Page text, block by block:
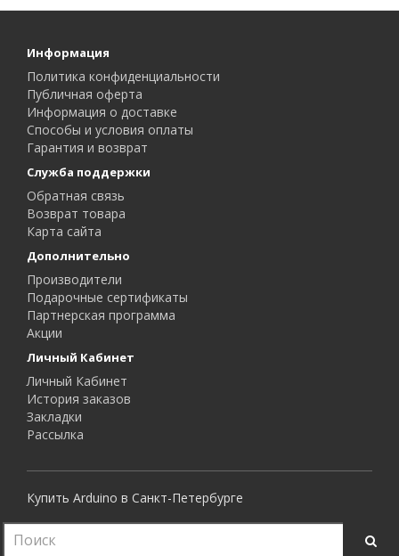
Информация
Политика конфиденциальности
Публичная оферта
Информация о доставке
Способы и условия оплаты
Гарантия и возврат
Служба поддержки
Обратная связь
Возврат товара
Карта сайта
Дополнительно
Производители
Подарочные сертификаты
Партнерская программа
Акции
Личный Кабинет
Личный Кабинет
История заказов
Закладки
Рассылка
Купить Arduino в Санкт-Петербурге
Все права защищены.
RoboShop © 2015 - 2026